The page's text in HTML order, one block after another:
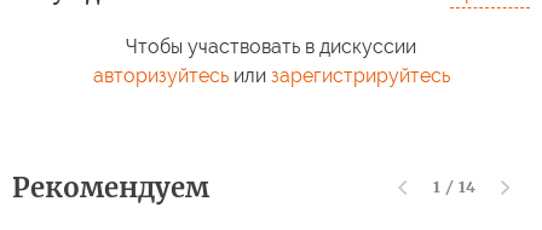
Чтобы участвовать в дискуссии
авторизуйтесьили зарегистрируйтесь
Рекомендуем 1 / 14